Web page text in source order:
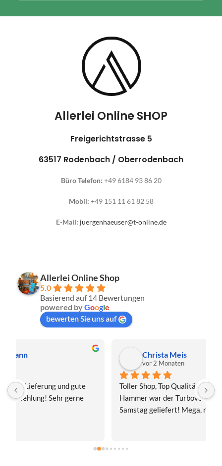
Allerlei Online SHOP
Freigerichtstrasse 5
63517 Rodenbach / Oberrodenbach
Büro Telefon: +49 6184 93 86 20
Mobil: +49 151 11 61 82 58
E-Mail: juergenhaeuser@t-online.de
Allerlei Online Shop
5.0
Basierend auf 14 Bewertungen
powered byGoogle
bewerten Sie uns auf
Christa Meis
Toller Shop, Top Qualität. Aber der absolute
Hammer war der Turboversand!!! Freitag bestellt,
Samstag geliefert! Mega, nur zu empfehlen👍